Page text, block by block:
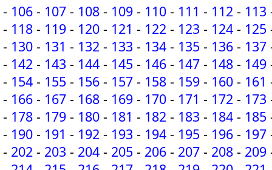
- 106 - 107 - 108 - 109 - 110 - 111 - 112 - 113
- 118 - 119 - 120 - 121 - 122 - 123 - 124 - 125
- 130 - 131 - 132 - 133 - 134 - 135 - 136 - 137
- 142 - 143 - 144 - 145 - 146 - 147 - 148 - 149
- 154 - 155 - 156 - 157 - 158 - 159 - 160 - 161
- 166 - 167 - 168 - 169 - 170 - 171 - 172 - 173
- 178 - 179 - 180 - 181 - 182 - 183 - 184 - 185
- 190 - 191 - 192 - 193 - 194 - 195 - 196 - 197
- 202 - 203 - 204 - 205 - 206 - 207 - 208 - 209